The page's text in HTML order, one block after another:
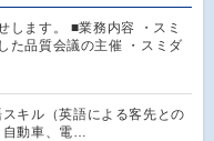
します。 ■業務内容 ・スミ
た品質会議の主催 ・スミダ
キル（英語による客先との
自動車、電…